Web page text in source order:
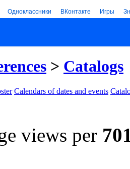
Одноклассники ВКонтакте Игры
> Catalogs
Calendars of dates and events
views per